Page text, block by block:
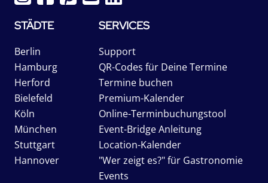
STÄDTE
Berlin
Hamburg
Herford
Bielefeld
Köln
München
Stuttgart
Hannover
SERVICES
Support
QR-Codes für Deine Termine
Termine buchen
Premium-Kalender
Online-Terminbuchungstool
Event-Bridge Anleitung
Location-Kalender
"Wer zeigt es?" für Gastronomie
Events